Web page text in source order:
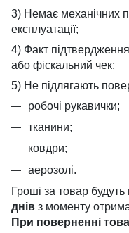
3) Немає механічних
експлуатації;
4) Факт
або фіскальний чек;
5) Не підлягають
робочі рукавички;
тканини;
ковдри;
аерозолі.
Гроші за товар
днів з моменту
При поверненні